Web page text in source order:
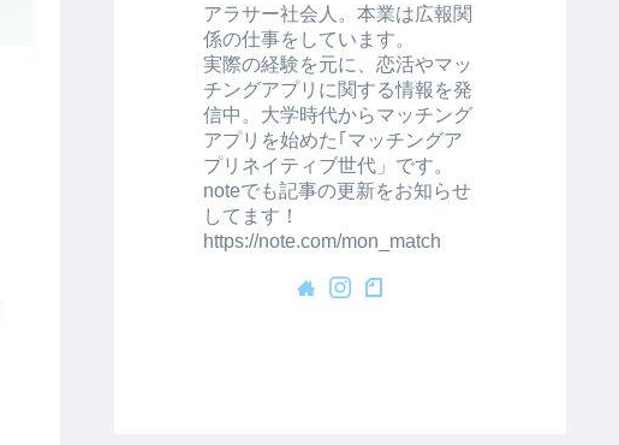
アラサー社会人。本業は広報関
係の仕事をしています。
実際の経験を元に、恋活やマッ
チングアプリに関する情報を発
信中。大学時代からマッチング
アプリを始めた｢マッチングア
プリネイティブ世代」です。
noteでも記事の更新をお知らせ
してます！
https://note.com/mon_match